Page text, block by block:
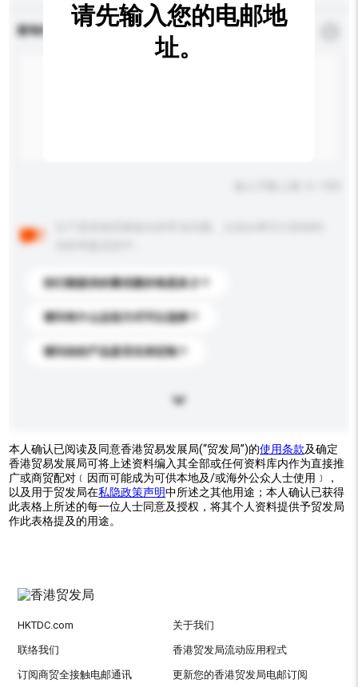
查询内容 * 必须填写
你们能提供的最优惠价格是多少？
请问有什么运送方式可以选择？
请问你的产品是否支持定制？
请先输入您的电邮地
址。
本人确认已阅读及同意香港贸易发展局(“贸发局”)的使用条款及确定
香港贸易发展局可将上述资料编入其全部或任何资料库内作为直接推
广或商贸配对﹝因而可能成为可供本地及/或海外公众人士使用﹞，
以及用于贸发局在私隐政策声明中所述之其他用途；本人确认已获得
此表格上所述的每一位人士同意及授权，将其个人资料提供予贸发局
作此表格提及的用途。
HKTDC.com 关于我们
联络我们 香港贸发局流动应用程式
订阅商贸全接触电邮通讯 更新您的香港贸发局电邮订阅